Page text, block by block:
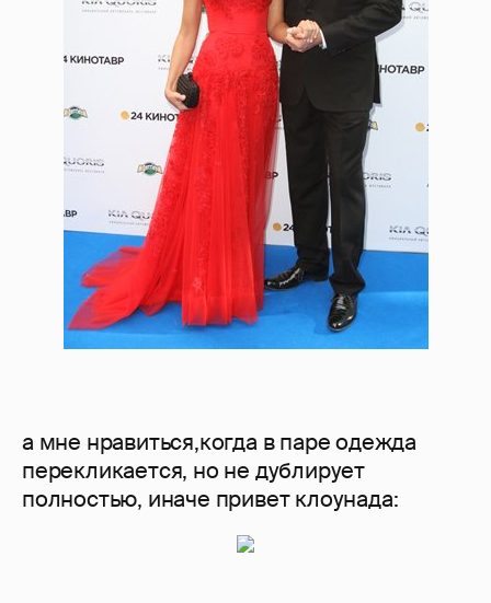
а мне нравиться,когда в паре одежда
перекликается, но не дублирует
полностью, иначе привет клоунада: